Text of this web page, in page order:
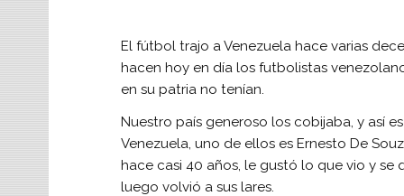
El fútbol trajo a Venezuela hace varias
hacen hoy en día los futbolistas
en su patria no tenían.
Nuestro país generoso los cobijaba, y así
Venezuela, uno de ellos es Ernesto De
hace casi 40 años, le gustó lo que vio y
luego volvió a sus lares.